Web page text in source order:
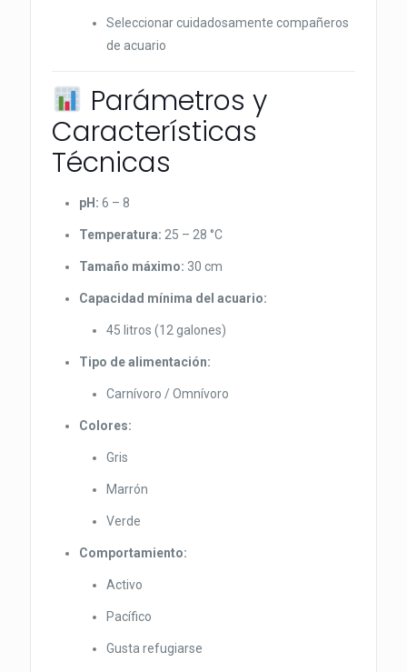
Seleccionar cuidadosamente compañeros
de acuario
Parámetros y
Características
Técnicas
pH: 6 – 8
Temperatura: 25 – 28 °C
Tamaño máximo: 30 cm
Capacidad mínima del acuario:
45 litros (12 galones)
Tipo de alimentación:
Carnívoro / Omnívoro
Colores:
Gris
Marrón
Verde
Comportamiento:
Activo
Pacífico
Gusta refugiarse